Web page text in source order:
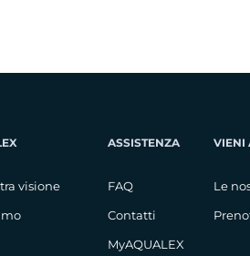
visione
ASSISTENZA
FAQ
Contatti
MyAQUALEX
VIENI
Le